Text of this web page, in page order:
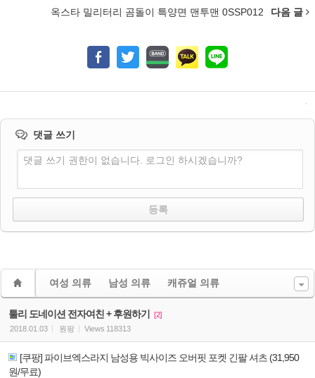
옥스타 밀리터리 곰돌이 특양면 맨투맨 0SSP012 다음 글
댓글 쓰기
댓글 쓰기 권한이 없습니다. 로그인 하시겠습니까?
여성 의류 남성 의류 캐쥬얼 의류
툴리 도네이션 전자여친 + 후원하기
[2]
2018.01.03
원팡 Views 118313
[쿠팡] 파이브엑스라지 남성용 빅사이즈 오버핏 포켓 긴팔 셔츠 (31,950
원/무료)